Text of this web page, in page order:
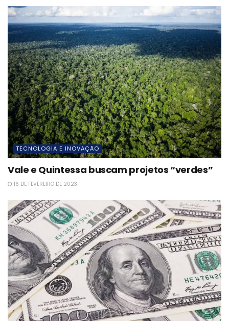
TECNOLOGIA E INOVAÇÃO
Vale e Quintessa buscam projetos “verdes”
16 DE FEVEREIRO DE 2023